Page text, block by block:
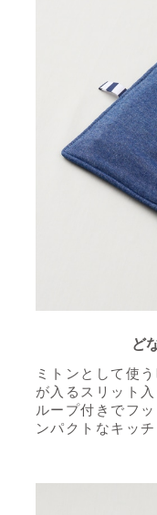
ど
ミトンとして使
が入るスリット入
ループ付きでフ
ンパクトなキッ